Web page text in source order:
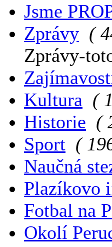
Jsme
Zprávy (
Zprávy-
Kultura (
Historie (
Sport (
Naučná
Plazíkovo
Fotbal na
Okolí